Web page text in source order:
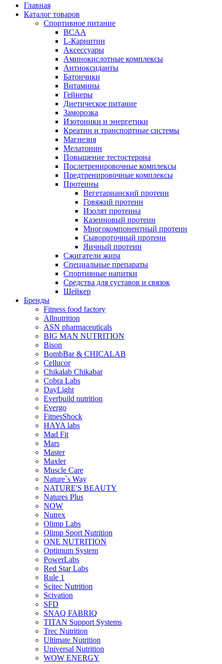
Главная
Каталог товаров
Спортивное питание
BCAA
L-Карнитин
Аксессуары
Аминокислотные комплексы
Антиоксиданты
Батончики
Витамины
Гейнеры
Диетическое питание
Заморозка
Изотоники и энергетики
Креатин и транспортные системы
Магнезия
Мелатонин
Повышение тестостерона
Послетренировочные комплексы
Предтренировочные комплексы
Протеины
Вегетарианский протеин
Говяжий протеин
Изолят протеина
Казеиновый протеин
Многокомпонентный протеин
Сывороточный протеин
Яичный протеин
Сжигатели жира
Специальные препараты
Спортивные напитки
Средства для суставов и связок
Шейкер
Бренды
Fitness food factory
Allnutrition
ASN pharmaceuticals
BIG MAN NUTRITION
Bison
BombBar & CHICALAB
Cellucor
Chikalab Chikabar
Cobra Labs
DayLight
Everbuild nutrition
Evergo
FitnesShock
HAYA labs
Mad Fit
Mars
Master
Maxler
Muscle Care
Nature`s Way
NATURE'S BEAUTY
Natures Plus
NOW
Nutrex
Olimp Labs
Olimp Sport Nutrition
ONE NUTRITION
Optimum System
PowerLabs
Red Star Labs
Rule 1
Scitec Nutrition
Scivation
SFD
SNAQ FABRIQ
TITAN Support Systems
Trec Nutrition
Ultimate Nutrition
Universal Nutrition
WOW ENERGY